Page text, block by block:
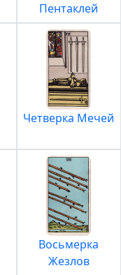
Пентаклей
Четверка Мечей
Восьмерка
Жезлов